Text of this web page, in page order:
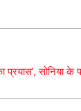
सोनिया के